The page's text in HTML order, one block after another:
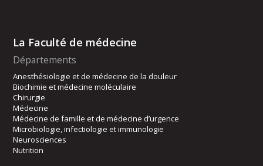
La Faculté de médecine
Départements
Anesthésiologie et de médecine de la douleur
Biochimie et médecine moléculaire
Chirurgie
Médecine
Médecine de famille et de médecine d’urgence
Microbiologie, infectiologie et immunologie
Neurosciences
Nutrition